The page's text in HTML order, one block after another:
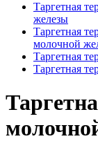
Таргетная
железы
Таргетная
молочной
Таргетная
Таргетная